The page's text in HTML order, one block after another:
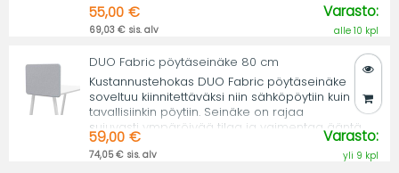
55,00 €
69,03 € sis. alv
Varasto:
alle 10 kpl
DUO Fabric pöytäseinäke 80 cm
Kustannustehokas DUO Fabric pöytäseinäke
soveltuu kiinnitettäväksi niin sähköpöytiin kuin
tavallisiinkin pöytiin. Seinäke on rajaa
sujuvasti ympäröivää tilaa ja vaimentaa ääntä.
59,00 €
74,05 € sis. alv
Varasto:
yli 9 kpl